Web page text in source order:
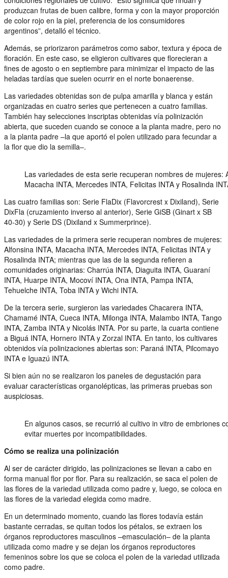
produzcan frutas de buen calibre, forma y con la mayor proporción
de color rojo en la piel, preferencia de los consumidores
argentinos”, detalló el técnico.
Además, se priorizaron parámetros como sabor, textura y época de
floración. En este caso, se eligieron cultivares que florecieran a
fines de agosto o en septiembre para minimizar el impacto de las
heladas tardías que suelen ocurrir en el norte bonaerense.
Las variedades obtenidas son de pulpa amarilla y blanca y están
organizadas en cuatro series que pertenecen a cuatro familias.
También hay selecciones inscriptas obtenidas vía polinización
abierta, que suceden cuando se conoce a la planta madre, pero no
a la planta padre –la que aportó el polen utilizado para fecundar a
la flor que dio la semilla–.
Las variedades de esta serie recuperan nombres de mujeres:
Macacha INTA, Mercedes INTA, Felicitas INTA y Rosalinda
Las cuatro familias son: Serie FlaDix (Flavorcrest x Dixiland), Serie
DixFla (cruzamiento inverso al anterior), Serie GiSB (Ginart x SB
40-30) y Serie DS (Dixiland x Summerprince).
Las variedades de la primera serie recuperan nombres de mujeres:
Alfonsina INTA, Macacha INTA, Mercedes INTA, Felicitas INTA y
Rosalinda INTA; mientras que las de la segunda refieren a
comunidades originarias: Charrúa INTA, Diaguita INTA, Guaraní
INTA, Huarpe INTA, Mocoví INTA, Ona INTA, Pampa INTA,
Tehuelche INTA, Toba INTA y Wichi INTA.
De la tercera serie, surgieron las variedades Chacarera INTA,
Chamamé INTA, Cueca INTA, Milonga INTA, Malambo INTA, Tango
INTA, Zamba INTA y Nicolás INTA. Por su parte, la cuarta contiene
a Biguá INTA, Hornero INTA y Zorzal INTA. En tanto, los cultivares
obtenidos vía polinizaciones abiertas son: Paraná INTA, Pilcomayo
INTA e Iguazú INTA.
Si bien aún no se realizaron los paneles de degustación para
evaluar características organolépticas, las primeras pruebas son
auspiciosas.
En algunos casos, se recurrió al cultivo in vitro de embriones
evitar muertes por incompatibilidades.
Cómo se realiza una polinización
Al ser de carácter dirigido, las polinizaciones se llevan a cabo en
forma manual flor por flor. Para su realización, se saca el polen de
las flores de la variedad utilizada como padre y, luego, se coloca en
las flores de la variedad elegida como madre.
En un determinado momento, cuando las flores todavía están
bastante cerradas, se quitan todos los pétalos, se extraen los
órganos reproductores masculinos –emasculación– de la planta
utilizada como madre y se dejan los órganos reproductores
femeninos sobre los que se coloca el polen de la variedad utilizada
como padre.